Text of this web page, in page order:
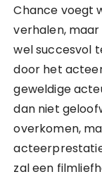
Chance voegt
verhalen,
wel succesvol
door het
geweldige
dan niet
overkomen,
zal een